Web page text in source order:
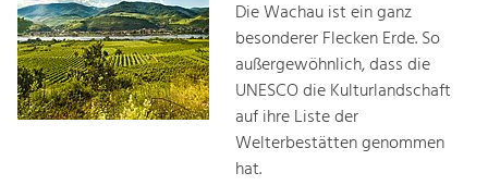
Die Wachau ist ein ganz
besonderer Flecken Erde. So
außergewöhnlich, dass die
UNESCO die Kulturlandschaft
auf ihre Liste der
Welterbestätten genommen
hat.